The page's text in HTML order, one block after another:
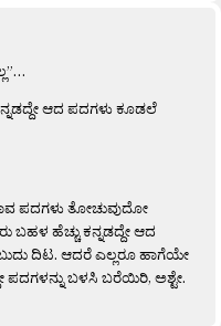
ಆದ ಪದಗಳು ಕೂಡಲೆ
ಪದಗಳು ತೋಚುವುದೋ
ಬಹಳ ಹೆಚ್ಚು ಕನ್ನಡದ್ದೇ ಆದ
ದಿಟ. ಆದರೆ ಎಲ್ಲರೂ ಹಾಗೆಯೇ
ಪದಗಳನ್ನು ಬಳಸಿ ಬರೆಯಿರಿ, ಅಶ್ಟೇ.